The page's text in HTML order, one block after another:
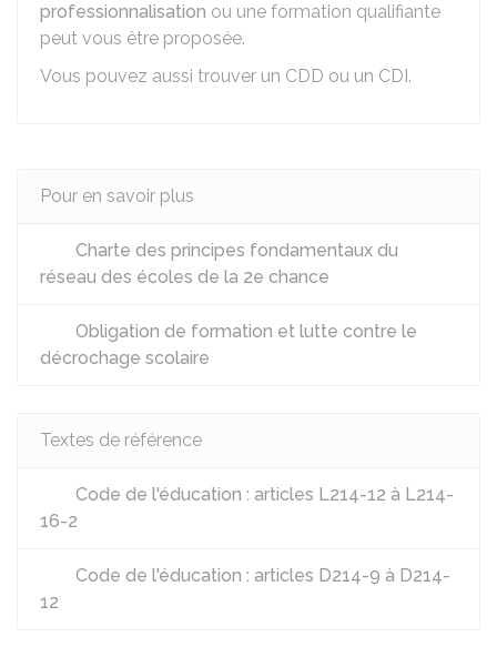
professionnalisation ou une formation qualifiante
peut vous être proposée.
Vous pouvez aussi trouver un CDD ou un CDI.
Pour en savoir plus
Charte des principes fondamentaux du
réseau des écoles de la 2e chance
Obligation de formation et lutte contre le
décrochage scolaire
Textes de référence
Code de l'éducation : articles L214-12 à L214-
16-2
Code de l'éducation : articles D214-9 à D214-
12